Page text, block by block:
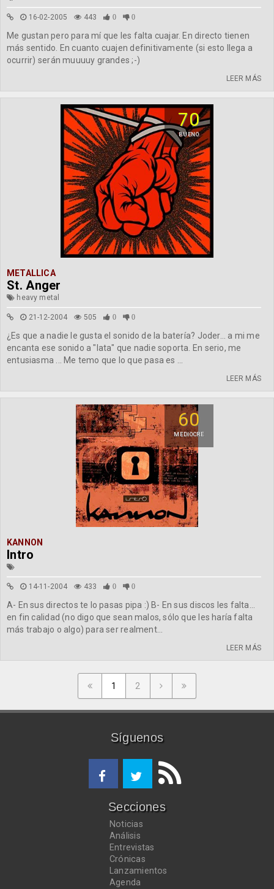
16-02-2005 443 0 0
Me gustan pero para mí que les falta cuajar. En directo tienen
más sentido. En cuanto cuajen definitivamente (si esto llega a
ocurrir) serán muuuuy grandes ;-)
LEER MÁS
70
BUENO
METALLICA
St. Anger
heavy metal
21-12-2004 505 0 0
¿Es que a nadie le gusta el sonido de la batería? Joder... a mi me
encanta ese sonido a "lata" que nadie soporta. En serio, me
entusiasma ... Me temo que lo que pasa es ...
LEER MÁS
60
MEDIOCRE
KANNON
Intro
14-11-2004 433 0 0
A- En sus directos te lo pasas pipa :) B- En sus discos les falta...
en fin calidad (no digo que sean malos, sólo que les haría falta
más trabajo o algo) para ser realment...
LEER MÁS
1 2
Síguenos
Secciones
Noticias
Análisis
Entrevistas
Crónicas
Lanzamientos
Agenda